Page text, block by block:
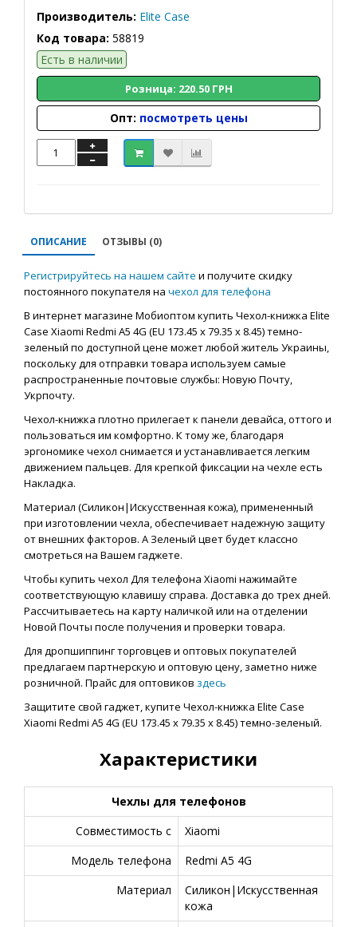
Производитель: Elite Case
Код товара: 58819
Есть в наличии
Розница: 220.50 ГРН
Опт: посмотреть цены
ОПИСАНИЕ ОТЗЫВЫ (0)
Регистрируйтесь на нашем сайте и получите скидку
постоянного покупателя на чехол для телефона
В интернет магазине Мобиоптом купить Чехол-книжка Elite
Case Xiaomi Redmi A5 4G (EU 173.45 x 79.35 x 8.45) темно-
зеленый по доступной цене может любой житель Украины,
поскольку для отправки товара используем самые
распространенные почтовые службы: Новую Почту,
Укрпочту.
Чехол-книжка плотно прилегает к панели девайса, оттого и
пользоваться им комфортно. К тому же, благодаря
эргономике чехол снимается и устанавливается легким
движением пальцев. Для крепкой фиксации на чехле есть
Накладка.
Материал (Силикон|Искусственная кожа), примененный
при изготовлении чехла, обеспечивает надежную защиту
от внешних факторов. А Зеленый цвет будет классно
смотреться на Вашем гаджете.
Чтобы купить чехол Для телефона Xiaomi нажимайте
соответствующую клавишу справа. Доставка до трех дней.
Рассчитываетесь на карту наличкой или на отделении
Новой Почты после получения и проверки товара.
Для дропшиппинг торговцев и оптовых покупателей
предлагаем партнерскую и оптовую цену, заметно ниже
розничной. Прайс для оптовиков здесь
Защитите свой гаджет, купите Чехол-книжка Elite Case
Xiaomi Redmi A5 4G (EU 173.45 x 79.35 x 8.45) темно-зеленый.
Характеристики
Чехлы для телефонов
Совместимость с
Xiaomi
Модель телефона
Redmi A5 4G
Материал
Силикон|Искусственная
кожа